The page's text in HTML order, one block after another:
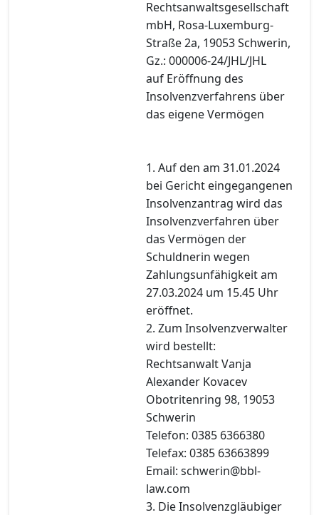
Rechtsanwaltsgesellschaft
mbH, Rosa-Luxemburg-
Straße 2a, 19053 Schwerin,
Gz.: 000006-24/JHL/JHL
auf Eröffnung des
Insolvenzverfahrens über
das eigene Vermögen
1. Auf den am 31.01.2024
bei Gericht eingegangenen
Insolvenzantrag wird das
Insolvenzverfahren über
das Vermögen der
Schuldnerin wegen
Zahlungsunfähigkeit am
27.03.2024 um 15.45 Uhr
eröffnet.
2. Zum Insolvenzverwalter
wird bestellt:
Rechtsanwalt Vanja
Alexander Kovacev
Obotritenring 98, 19053
Schwerin
Telefon: 0385 6366380
Telefax: 0385 63663899
Email: schwerin@bbl-
law.com
3. Die Insolvenzgläubiger